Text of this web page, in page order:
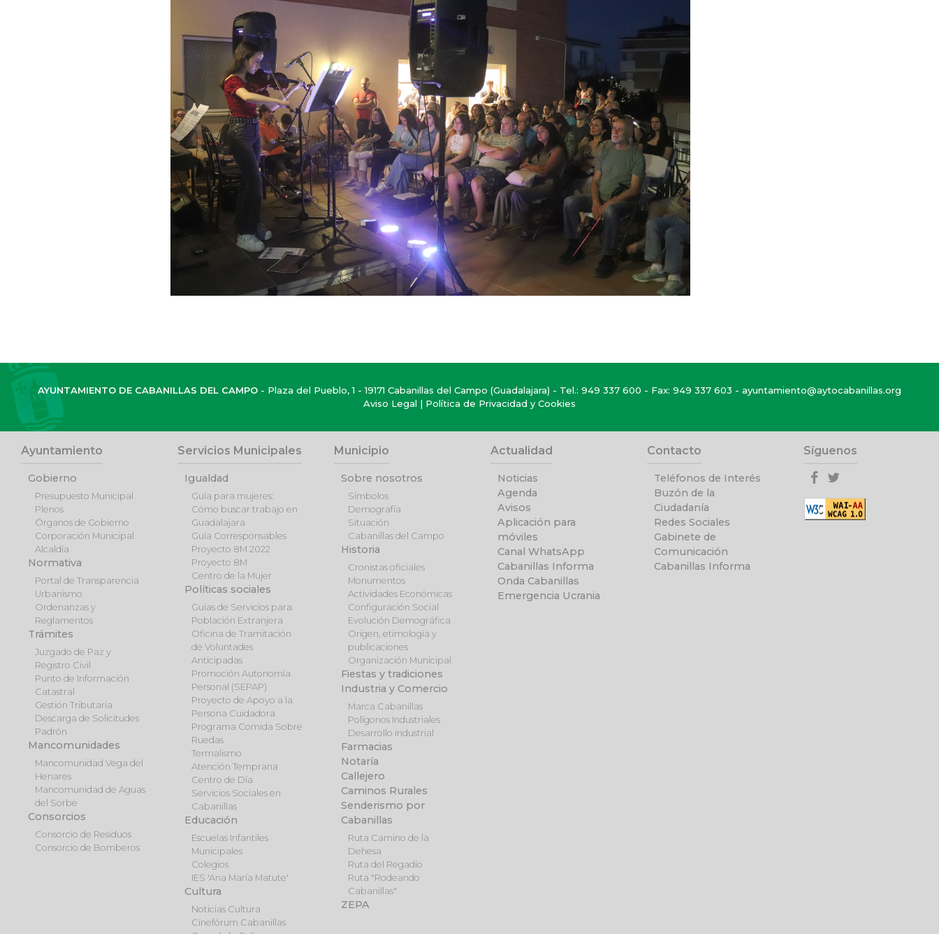
AYUNTAMIENTO DE CABANILLAS DEL CAMPO - Plaza del Pueblo, 1 - 19171 Cabanillas del Campo (Guadalajara) - Tel.: 949 337 600 - Fax: 949 337 603 - ayuntamiento@aytocabanillas.org
Aviso Legal | Política de Privacidad y Cookies
Ayuntamiento
Gobierno
Presupuesto Municipal
Plenos
Órganos de Gobierno
Corporación Municipal
Alcaldía
Normativa
Portal de Transparencia
Urbanismo
Ordenanzas y
Reglamentos
Trámites
Juzgado de Paz y
Registro Civil
Punto de Información
Catastral
Gestión Tributaria
Descarga de Solicitudes
Padrón
Mancomunidades
Mancomunidad Vega del
Henares
Mancomunidad de Aguas
del Sorbe
Consorcios
Consorcio de Residuos
Consorcio de Bomberos
Servicios Municipales
Igualdad
Guía para mujeres:
Cómo buscar trabajo en
Guadalajara
Guía Corresponsables
Proyecto 8M 2022
Proyecto 8M
Centro de la Mujer
Políticas sociales
Guías de Servicios para
Población Extranjera
Oficina de Tramitación
de Voluntades
Anticipadas
Promoción Autonomía
Personal (SEPAP)
Proyecto de Apoyo a la
Persona Cuidadora
Programa Comida Sobre
Ruedas
Termalismo
Atención Temprana
Centro de Día
Servicios Sociales en
Cabanillas
Educación
Escuelas Infantiles
Municipales
Colegios
IES 'Ana María Matute'
Cultura
Noticias Cultura
Cinefórum Cabanillas
Municipio
Sobre nosotros
Símbolos
Demografía
Situación
Cabanillas del Campo
Historia
Cronistas oficiales
Monumentos
Actividades Económicas
Configuración Social
Evolución Demográfica
Origen, etimología y
publicaciones
Organización Municipal
Fiestas y tradiciones
Industria y Comercio
Marca Cabanillas
Polígonos Industriales
Desarrollo industrial
Farmacias
Notaría
Callejero
Caminos Rurales
Senderismo por
Cabanillas
Ruta Camino de la
Dehesa
Ruta del Regadío
Ruta "Rodeando
Cabanillas"
ZEPA
Actualidad
Noticias
Agenda
Avisos
Aplicación para
móviles
Canal WhatsApp
Cabanillas Informa
Onda Cabanillas
Emergencia Ucrania
Contacto
Teléfonos de Interés
Buzón de la
Ciudadanía
Redes Sociales
Gabinete de
Comunicación
Cabanillas Informa
Síguenos